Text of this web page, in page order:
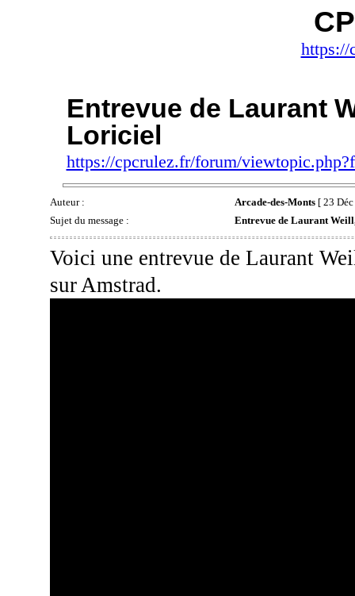
https://
Entrevue de Laurant
Loriciel
https://cpcrulez.fr/forum/
Auteur : Arcade-des-Monts [ 23
Sujet du message :
Entrevue de Laurant
Voici une entrevue de Laurant
sur Amstrad.